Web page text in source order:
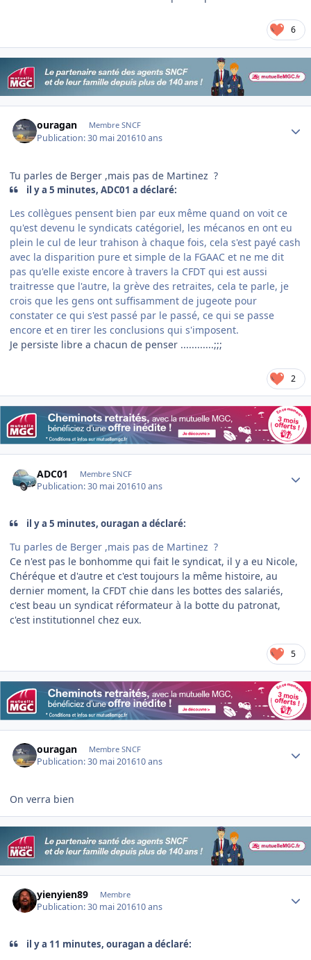
6
ouragan Membre SNCF
Publication:30 mai 201610 ans
Tu parles de Berger ,mais pas de Martinez ?
il y a 5 minutes, ADC01 a déclaré:
Les collègues pensent bien par eux même quand on voit ce
qu'est devenu le syndicats catégoriel, les mécanos en ont eu
plein le cul de leur trahison à chaque fois, cela s'est payé cash
avec la disparition pure et simple de la FGAAC et ne me dit
pas qu'elle existe encore à travers la CFDT qui est aussi
traitresse que l'autre, la grève des retraites, cela te parle, je
crois que les gens ont suffisamment de jugeote pour
constater ce qui s'est passé par le passé, ce qui se passe
encore et en tirer les conclusions qui s'imposent.
Je persiste libre a chacun de penser ............;;;
2
ADC01 Membre SNCF
Publication:30 mai 201610 ans
il y a 5 minutes, ouragan a déclaré:
Tu parles de Berger ,mais pas de Martinez ?
Ce n'est pas le bonhomme qui fait le syndicat, il y a eu Nicole,
Chéréque et d'autre et c'est toujours la même histoire, au
dernier moment, la CFDT chie dans les bottes des salariés,
c'est beau un syndicat réformateur à la botte du patronat,
c'est institutionnel chez eux.
5
ouragan Membre SNCF
Publication:30 mai 201610 ans
On verra bien
yienyien89 Membre
Publication:30 mai 201610 ans
il y a 11 minutes, ouragan a déclaré: